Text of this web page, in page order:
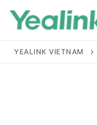
YEALINK VIETNAM